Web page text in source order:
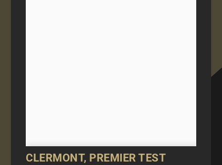
CLERMONT, PREMIER TEST